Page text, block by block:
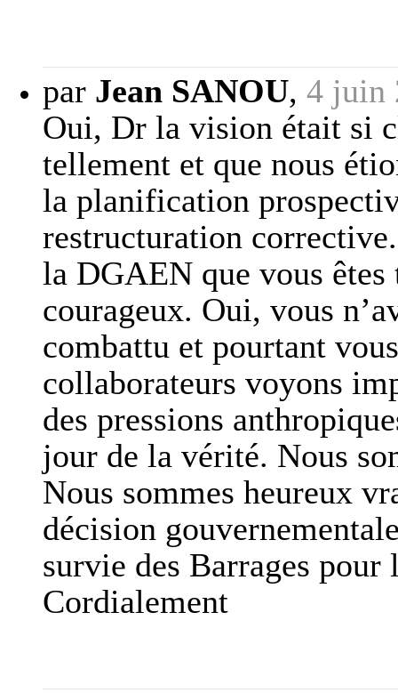
par Jean SANOU, 4 juin
Oui, Dr la vision était si
tellement et que nous
la planification
restructuration
la DGAEN que vous êtes
courageux. Oui, vous
combattu et pourtant
collaborateurs voyons
des pressions
jour de la vérité. Nous
Nous sommes heureux
décision
survie des Barrages
Cordialement